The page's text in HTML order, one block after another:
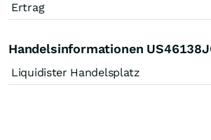
Ertrag
Handelsinformationen
Liquidister Handelsplatz